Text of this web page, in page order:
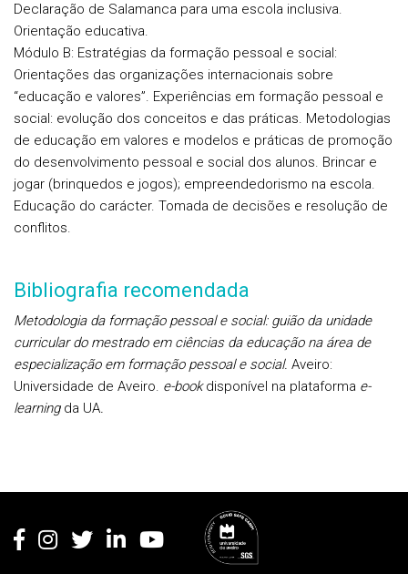
Declaração de Salamanca para uma escola inclusiva.
Orientação educativa.
Módulo B: Estratégias da formação pessoal e social:
Orientações das organizações internacionais sobre
“educação e valores”. Experiências em formação pessoal e
social: evolução dos conceitos e das práticas. Metodologias
de educação em valores e modelos e práticas de promoção
do desenvolvimento pessoal e social dos alunos. Brincar e
jogar (brinquedos e jogos); empreendedorismo na escola.
Educação do carácter. Tomada de decisões e resolução de
conflitos.
Bibliografia recomendada
Metodologia da formação pessoal e social: guião da unidade
curricular do mestrado em ciências da educação na área de
especialização em formação pessoal e social. Aveiro:
Universidade de Aveiro. e-bookdisponível na plataforma e-
learningda UA.